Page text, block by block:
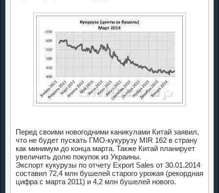
Перед своими новогодними каникулами Китай заявил,
что не будет пускать ГМО-кукурузу MIR 162 в страну
как минимум до конца марта. Также Китай планирует
увеличить долю покупок из Украины.
Экспорт кукурузы по отчету Export Sales от 30.01.2014
составил 72,4 млн бушелей старого урожая (рекордная
цифра с марта 2011) и 4,2 млн бушелей нового.